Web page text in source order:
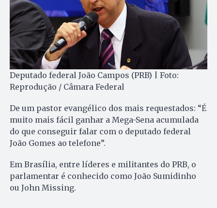
Deputado federal João Campos (PRB) | Foto:
Reprodução / Câmara Federal
De um pastor evangélico dos mais requestados: “É
muito mais fácil ganhar a Mega-Sena acumulada
do que conseguir falar com o deputado federal
João Gomes ao telefone”.
Em Brasília, entre líderes e militantes do PRB, o
parlamentar é conhecido como João Sumidinho
ou John Missing.